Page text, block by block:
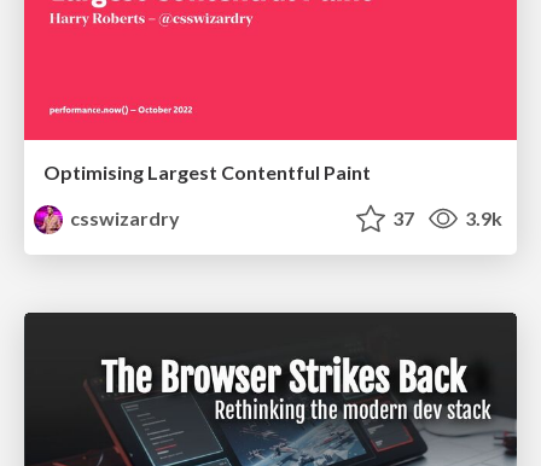
Optimising Largest Contentful Paint
csswizardry
37 3.9k